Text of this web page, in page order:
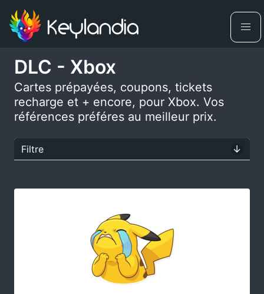
DLC - Xbox
Cartes prépayées, coupons, tickets
recharge et + encore, pour Xbox. Vos
références préféres au meilleur prix.
Filtre
Nom du produit
Plateformes